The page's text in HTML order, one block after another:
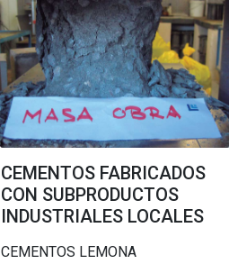
CEMENTOS FABRICADOS
CON SUBPRODUCTOS
INDUSTRIALES LOCALES
CEMENTOS LEMONA